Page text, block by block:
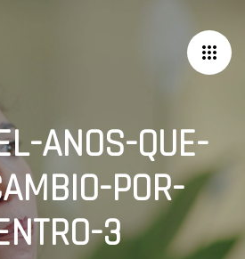
ANOS-QUE-
POR-
3